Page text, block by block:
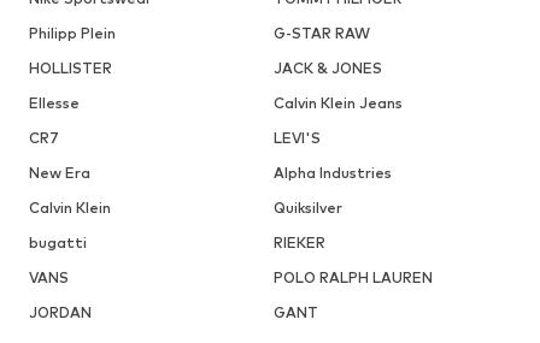
Philipp Plein
G-STAR RAW
HOLLISTER
JACK & JONES
Ellesse
Calvin Klein Jeans
CR7
LEVI'S
New Era
Alpha Industries
Calvin Klein
Quiksilver
bugatti
RIEKER
VANS
POLO RALPH LAUREN
JORDAN
GANT